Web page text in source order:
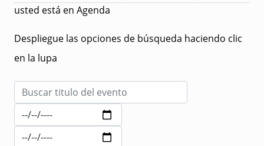
usted está en Agenda
Despliegue las opciones de búsqueda haciendo clic
en la lupa